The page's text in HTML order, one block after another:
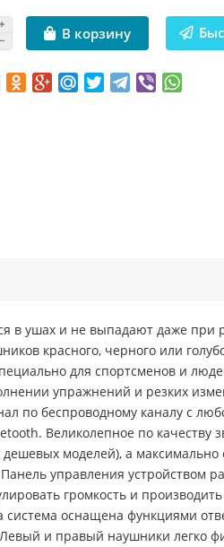
В корзину
ушах и не выпадают даже при
красного, черного или
для спортсменов и
упражнений и резких
по беспроводному каналу с
Великолепное по качеству
моделей), а максимально
управления устройством
громкость и
оснащена функциями
и правый наушники легко